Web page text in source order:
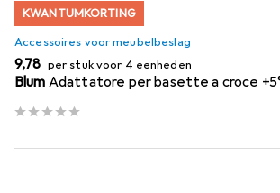
KWANTUMKORTING
Accessoires voor meubelbeslag
EUR
9,78 per stuk voor 4 eenheden
Blum Adattatore per basette a croce